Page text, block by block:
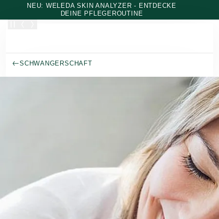
Zum Hauptinhalt wechseln
NEU: WELEDA SKIN ANALYZER - ENTDECKE
DEINE PFLEGEROUTINE
SCHWANGERSCHAFT